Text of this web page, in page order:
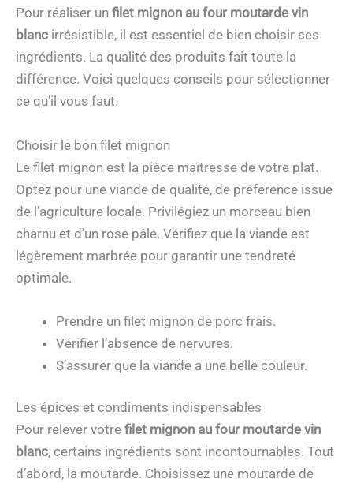
Pour réaliser un filet mignon au four moutarde vin
blanc irrésistible, il est essentiel de bien choisir ses
ingrédients. La qualité des produits fait toute la
différence. Voici quelques conseils pour sélectionner
ce qu’il vous faut.
Choisir le bon filet mignon
Le filet mignon est la pièce maîtresse de votre plat.
Optez pour une viande de qualité, de préférence issue
de l’agriculture locale. Privilégiez un morceau bien
charnu et d’un rose pâle. Vérifiez que la viande est
légèrement marbrée pour garantir une tendreté
optimale.
Prendre un filet mignon de porc frais.
Vérifier l’absence de nervures.
S’assurer que la viande a une belle couleur.
Les épices et condiments indispensables
Pour relever votre filet mignon au four moutarde vin
blanc, certains ingrédients sont incontournables. Tout
d’abord, la moutarde. Choisissez une moutarde de